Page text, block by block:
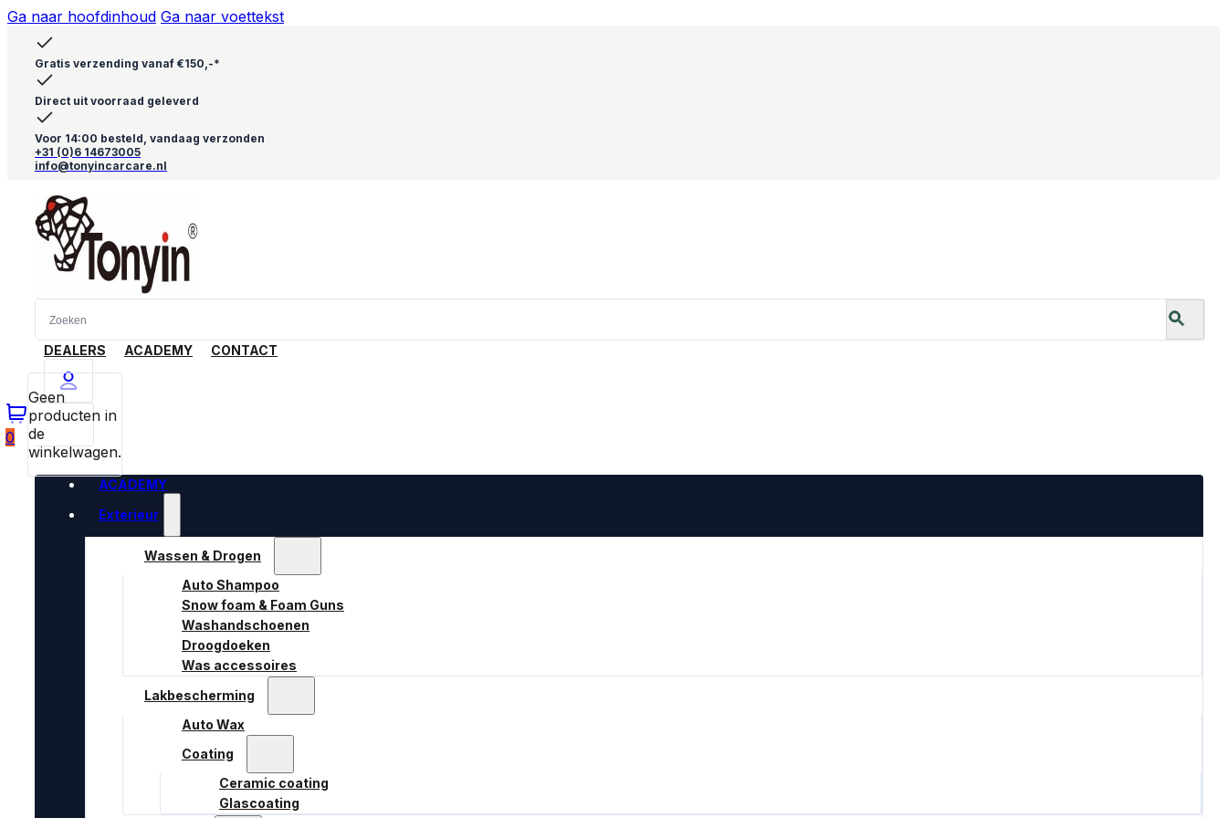
Ga naar hoofdinhoud Ga naar voettekst
Gratis verzending vanaf €150,-*
Direct uit voorraad geleverd
Voor 14:00 besteld, vandaag verzonden
+31 (0)6 14673005
info@tonyincarcare.nl
DEALERS ACADEMY CONTACT
0
Geen
producten in
de
winkelwagen.
ACADEMY
Exterieur
Wassen & Drogen
Auto Shampoo
Snow foam & Foam Guns
Washandschoenen
Droogdoeken
Was accessoires
Lakbescherming
Auto Wax
Coating
Ceramic coating
Glascoating